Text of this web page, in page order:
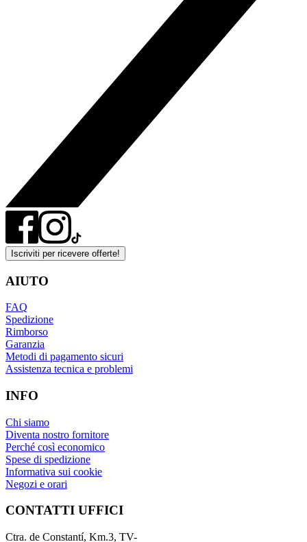
Iscriviti per ricevere offerte!
AIUTO
FAQ
Spedizione
Rimborso
Garanzia
Metodi di pagamento sicuri
Assistenza tecnica e problemi
INFO
Chi siamo
Diventa nostro fornitore
Perché così economico
Spese di spedizione
Informativa sui cookie
Negozi e orari
CONTATTI UFFICI
Ctra. de Constantí, Km.3, TV-